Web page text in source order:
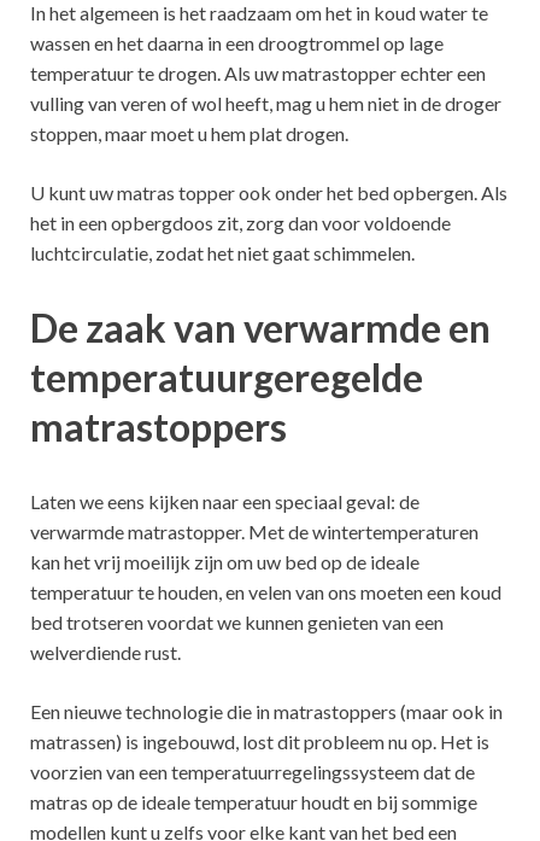
In het algemeen is het raadzaam om het in koud water te
wassen en het daarna in een droogtrommel op lage
temperatuur te drogen. Als uw matrastopper echter een
vulling van veren of wol heeft, mag u hem niet in de droger
stoppen, maar moet u hem plat drogen.
U kunt uw matras topper ook onder het bed opbergen. Als
het in een opbergdoos zit, zorg dan voor voldoende
luchtcirculatie, zodat het niet gaat schimmelen.
De zaak van verwarmde en
temperatuurgeregelde
matrastoppers
Laten we eens kijken naar een speciaal geval: de
verwarmde matrastopper. Met de wintertemperaturen
kan het vrij moeilijk zijn om uw bed op de ideale
temperatuur te houden, en velen van ons moeten een koud
bed trotseren voordat we kunnen genieten van een
welverdiende rust.
Een nieuwe technologie die in matrastoppers (maar ook in
matrassen) is ingebouwd, lost dit probleem nu op. Het is
voorzien van een temperatuurregelingssysteem dat de
matras op de ideale temperatuur houdt en bij sommige
modellen kunt u zelfs voor elke kant van het bed een